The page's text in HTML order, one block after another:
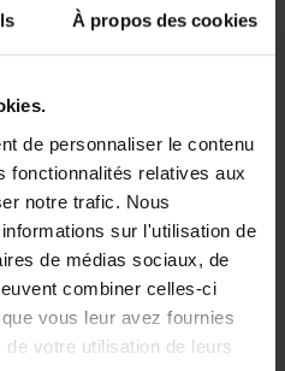
À propos des cookies
de personnaliser le contenu
fonctionnalités relatives aux
notre trafic. Nous
sur l'utilisation de
de médias sociaux, de
combiner celles-ci
vous leur avez fournies
votre utilisation de leurs
Cuillère pour main droite
Kuracare